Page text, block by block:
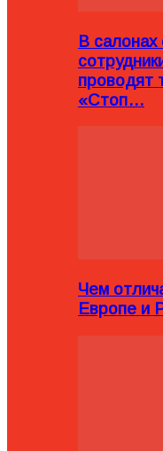
В салонах
проводят
«Стоп…
Чем
Европе и